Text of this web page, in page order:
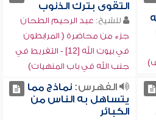
التقوى بترك الذنوب
للشيخ: عبد الرحيم الطحان
جزء من محاضرة ( المرابطون
في بيوت الله [12] - التفريط في
جنب الله في باب المنهيات)
الفهرس:نماذج مما
يتساهل به الناس من
الكبائر